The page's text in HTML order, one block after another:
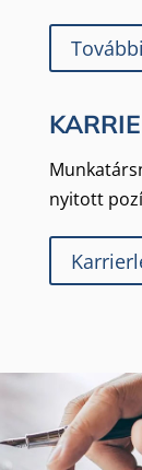
nyitott